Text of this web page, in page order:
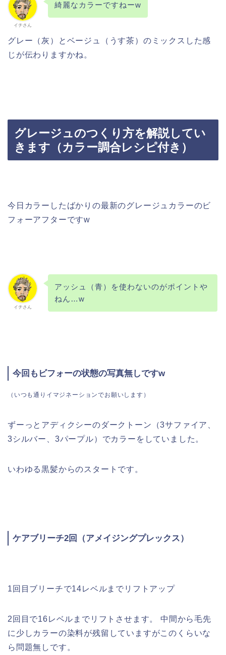
イチさん
綺麗なカラーですねーw
グレー（灰）とベージュ（うす茶）のミックスした感
じが伝わりますかね。
グレージュのつくり方を解説してい
きます（カラー調合レシピ付き）
今日カラーしたばかりの最新のグレージュカラーのビ
フォーアフターですw
イチさん
アッシュ（青）を使わないのがポイントや
ねん…w
今回もビフォーの状態の写真無しですw
（いつも通りイマジネーションでお願いします）
ずーっとアディクシーのダークトーン（3サファイア、
3シルバー、3パープル）でカラーをしていました。
いわゆる黒髪からのスタートです。
ケアブリーチ2回（アメイジングプレックス）
1回目ブリーチで14レベルまでリフトアップ
2回目で16レベルまでリフトさせます。 中間から毛先
に少しカラーの染料が残留していますがこのくらいな
ら問題無しです。